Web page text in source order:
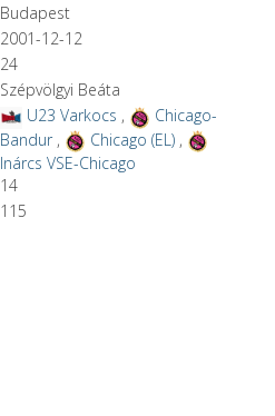
Budapest
2001-12-12
24
Szépvölgyi Beáta
U23 Varkocs ,
Chicago-
Bandur, Chicago (EL),
Inárcs VSE-Chicago
14
115